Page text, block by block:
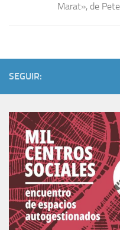
Marat», de
SEGUIR: